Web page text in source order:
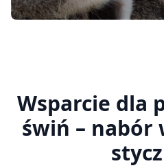
Wsparcie dla
świń – nabór